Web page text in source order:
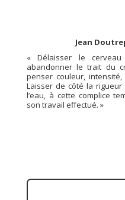
Jean
« Délaisser le
abandonner le trait du
penser couleur,
Laisser de côté la
l’eau, à cette complice
son travail effectué. »